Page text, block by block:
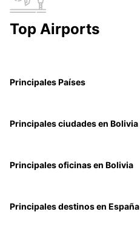
Top Airports
Principales Países
Principales ciudades en Bolivia
Principales oficinas en Bolivia
Principales destinos en España